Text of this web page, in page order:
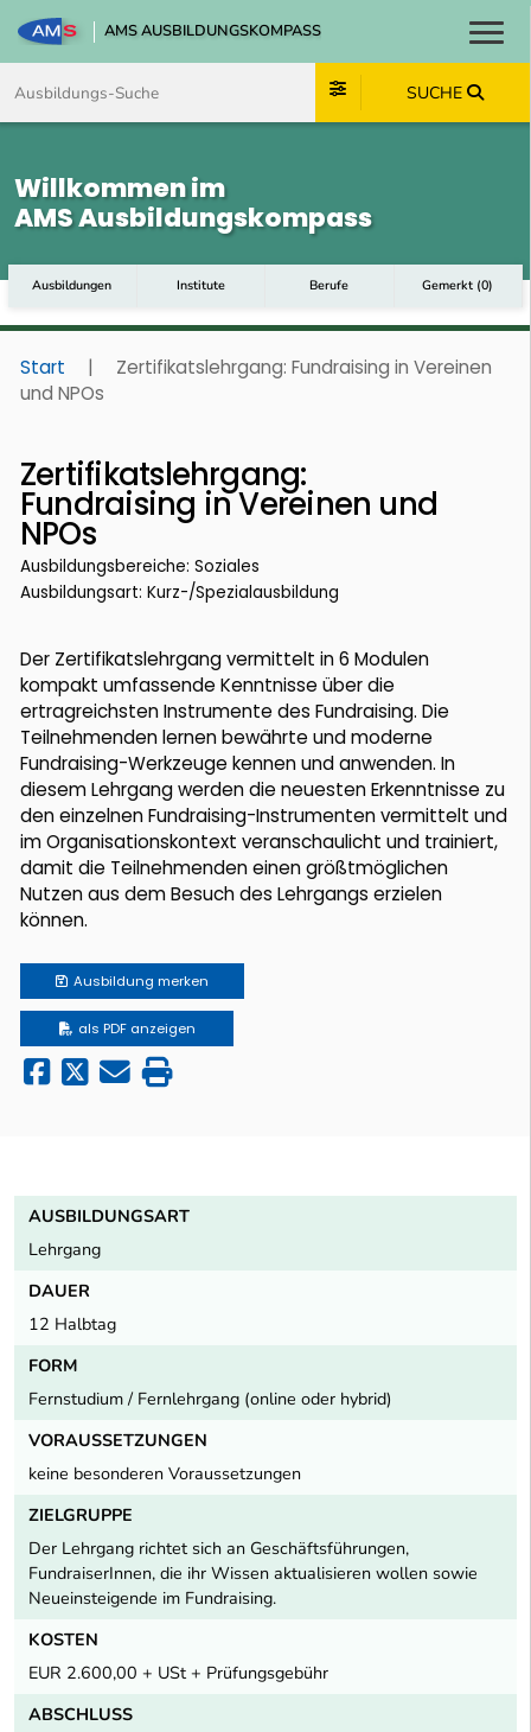
AMS AUSBILDUNGSKOMPASS
SUCHE
Willkommen im
AMS Ausbildungskompass
Ausbildungen Institute Berufe Gemerkt (0)
Start |
Zertifikats­lehrgang: Fundraising in Vereinen
und NPOs
Zertifikats­lehrgang:
Fundraising in Vereinen und
NPOs
Ausbildungsbereiche: Soziales
Ausbildungsart: Kurz-/Spezialausbildung
Der Zertifikatslehrgang vermittelt in 6 Modulen
kompakt umfassende Kenntnisse über die
ertragreichsten Instrumente des Fundraising. Die
Teilnehmenden lernen bewährte und moderne
Fundraising-Werkzeuge kennen und anwenden. In
diesem Lehrgang werden die neuesten Erkenntnisse zu
den einzelnen Fundraising-Instrumenten vermittelt und
im Organisationskontext veranschaulicht und trainiert,
damit die Teilnehmenden einen größtmöglichen
Nutzen aus dem Besuch des Lehrgangs erzielen
können.
Ausbildung merken
als PDF anzeigen
AUSBILDUNGSART
Lehrgang
DAUER
12 Halbtag
FORM
Fernstudium / Fernlehrgang (online oder hybrid)
VORAUSSETZUNGEN
keine besonderen Voraussetzungen
ZIELGRUPPE
Der Lehrgang richtet sich an Geschäftsführungen,
FundraiserInnen, die ihr Wissen aktualisieren wollen sowie
Neueinsteigende im Fundraising.
KOSTEN
EUR 2.600,00 + USt + Prüfungsgebühr
ABSCHLUSS